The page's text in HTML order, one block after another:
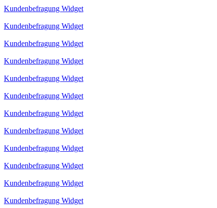
Kundenbefragung Widget
Kundenbefragung Widget
Kundenbefragung Widget
Kundenbefragung Widget
Kundenbefragung Widget
Kundenbefragung Widget
Kundenbefragung Widget
Kundenbefragung Widget
Kundenbefragung Widget
Kundenbefragung Widget
Kundenbefragung Widget
Kundenbefragung Widget